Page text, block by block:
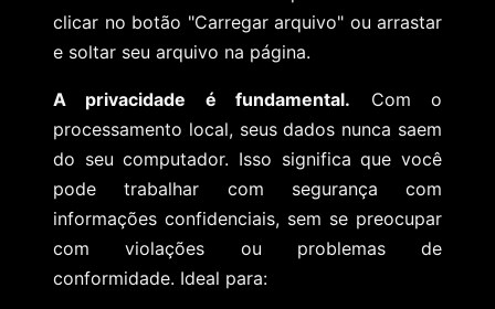
clicar no botão "Carregar arquivo" ou arrastar
e soltar seu arquivo na página.
A privacidade é fundamental. Com o
processamento local, seus dados nunca saem
do seu computador. Isso significa que você
pode trabalhar com segurança com
informações confidenciais, sem se preocupar
com violações ou problemas de
conformidade. Ideal para: